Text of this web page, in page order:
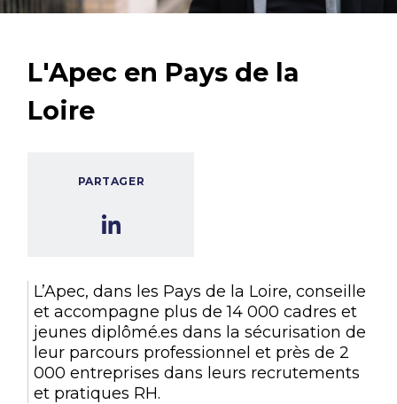
L'Apec en Pays de la
Loire
PARTAGER
L’Apec, dans les Pays de la Loire, conseille
et accompagne plus de 14 000 cadres et
jeunes diplômé.es dans la sécurisation de
leur parcours professionnel et près de 2
000 entreprises dans leurs recrutements
et pratiques RH.